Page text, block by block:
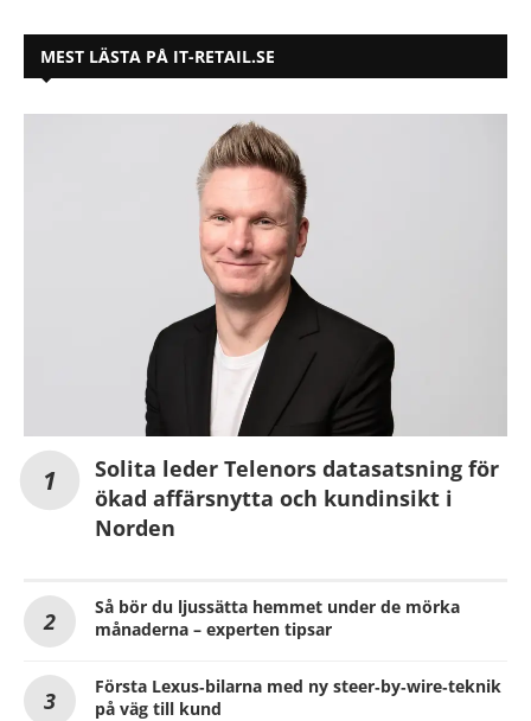
MEST LÄSTA PÅ IT-RETAIL.SE
Solita leder Telenors datasatsning för
ökad affärsnytta och kundinsikt i
Norden
Så bör du ljussätta hemmet under de mörka
månaderna – experten tipsar
Första Lexus‑bilarna med ny steer‑by‑wire‑teknik
på väg till kund